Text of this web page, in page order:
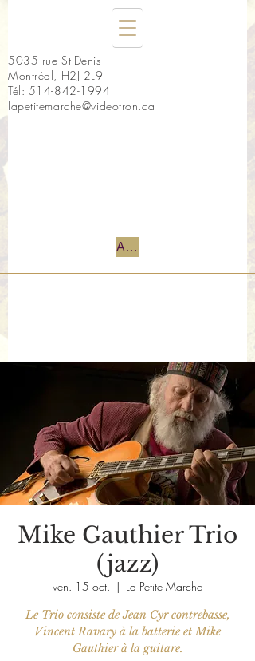
5035 rue St-Denis
Montréal, H2J 2L9
Tél: 514-842-1994
lapetitemarche@videotron.ca
Accueil
Mike Gauthier Trio
(jazz)
ven. 15 oct.
  |
La Petite Marche
Le Trio consiste de Jean Cyr contrebasse,
Vincent Ravary à la batterie et Mike